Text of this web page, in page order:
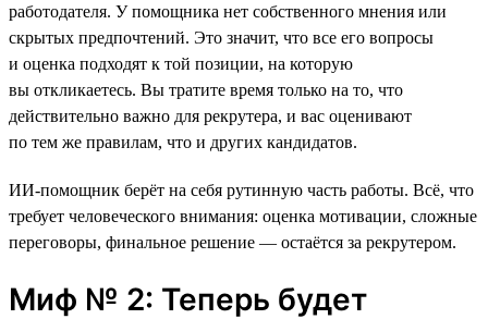
работодателя. У помощника нет собственного мнения или
скрытых предпочтений. Это значит, что все его вопросы
и оценка подходят к той позиции, на которую
вы откликаетесь. Вы тратите время только на то, что
действительно важно для рекрутера, и вас оценивают
по тем же правилам, что и других кандидатов.
ИИ-помощник берёт на себя рутинную часть работы. Всё, что
требует человеческого внимания: оценка мотивации, сложные
переговоры, финальное решение — остаётся за рекрутером.
Миф № 2: Теперь будет